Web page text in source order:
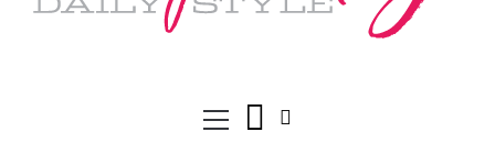
Menú
principal